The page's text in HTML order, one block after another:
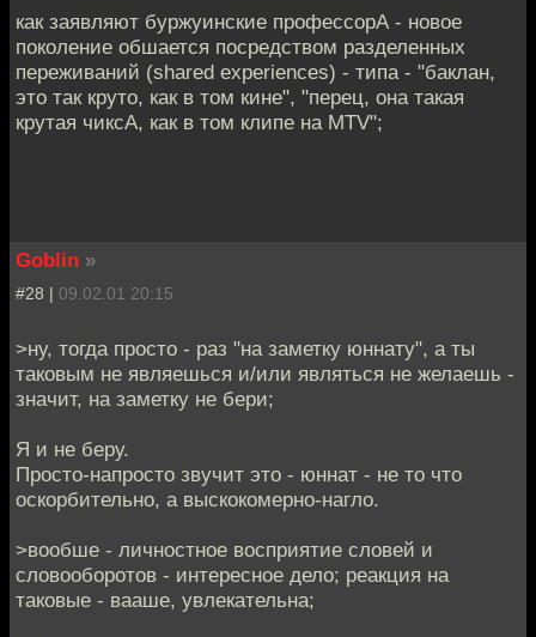
как заявляют буржуинские профессорА - новое
поколение обшается посредством разделенных
переживаний (shared experiences) - типа - "баклан,
это так круто, как в том кине", "перец, она такая
крутая чиксА, как в том клипе на MTV";
Goblin »
#28 | 09.02.01 20:15
>ну, тогда просто - раз "на заметку юннату", а ты
таковым не являешься и/или являться не желаешь -
значит, на заметку не бери;
Я и не беру.
Просто-напросто звучит это - юннат - не то что
оскорбительно, а выскокомерно-нагло.
>вообше - личностное восприятие словей и
словооборотов - интересное дело; реакция на
таковые - вааше, увлекательна;